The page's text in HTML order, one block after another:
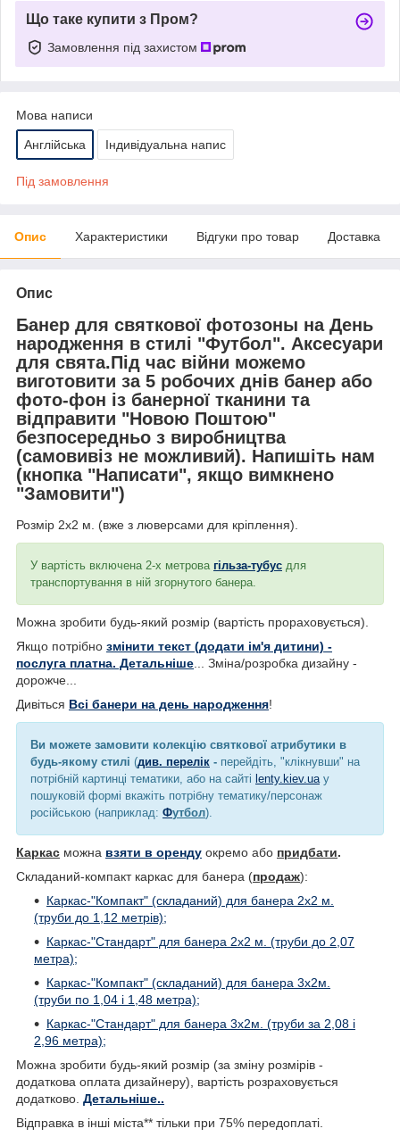
Що таке купити з Пром?
Замовлення під захистом
Мова написи
Англійська Індивідуальна напис
Під замовлення
Опис Характеристики Відгуки про товар Доставка
Опис
Банер для святкової фотозоны на День
народження в стилі "Футбол". Аксесуари
для свята.Під час війни можемо
виготовити за 5 робочих днів банер або
фото-фон із банерної тканини та
відправити "Новою Поштою"
безпосередньо з виробництва
(самовивіз не можливий). Напишіть нам
(кнопка "Написати", якщо вимкнено
"Замовити")
Розмір 2х2 м. (вже з люверсами для кріплення).
У вартість включена 2-х метрова гільза-тубус для
транспортування в ній згорнутого банера.
Можна зробити будь-який розмір (вартість прораховується).
Якщо потрібно змінити текст (додати ім'я дитини) -
послуга платна. Детальніше... Зміна/розробка дизайну -
дорожче...
Дивіться Всі банери на день народження!
Ви можете замовити колекцію святкової атрибутики в
будь-якому стилі (див. перелік - перейдіть, "клікнувши" на
потрібній картинці тематики, або на сайті lenty.kiev.uaу
пошуковій формі вкажіть потрібну тематику/персонаж
російською (наприклад: Футбол).
Каркас можна взяти в оренду окремо або придбати.
Складаний-компакт каркас для банера (продаж):
Каркас-"Компакт" (складаний) для банера 2х2 м.
(труби до 1,12 метрів);
Каркас-"Стандарт" для банера 2х2 м. (труби до 2,07
метра);
Каркас-"Компакт" (складаний) для банера 3х2м.
(труби по 1,04 і 1,48 метра);
Каркас-"Стандарт" для банера 3х2м. (труби за 2,08 і
2,96 метра);
Можна зробити будь-який розмір (за зміну розмірів -
додаткова оплата дизайнеру), вартість розраховується
додатково. Детальніше..
Відправка в інші міста** тільки при 75% передоплаті.